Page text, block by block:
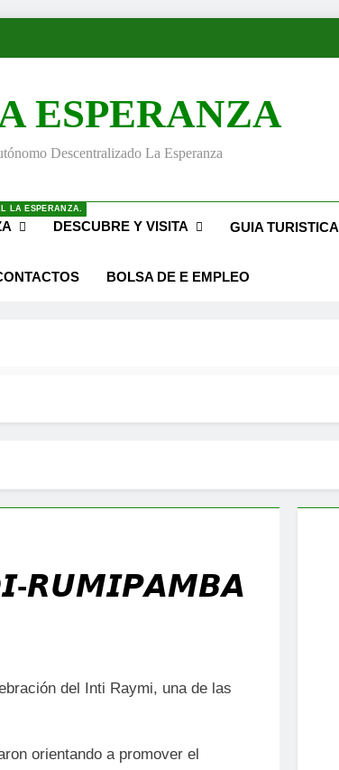
ESPERANZA
Descentralizado La Esperanza
LA ESPERANZA.
DESCUBRE Y VISITA GUIA TURISTICA
BOLSA DE E EMPLEO
𝙍𝙐𝙈𝙄𝙋𝘼𝙈𝘽𝘼
del Inti Raymi, una de las
orientando a promover el